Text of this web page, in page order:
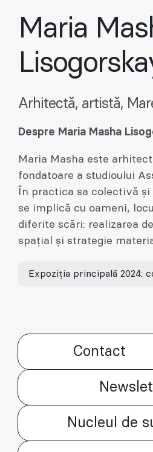
Maria
Arhitectă, artistă,
Despre Maria Masha
Maria Masha este
fondatoare a studioului
În practica sa colectivă
se implică cu oameni,
diferite scări: realizarea
spațial și strategie
Expoziția principală 2024:
Contact
Nucleul de